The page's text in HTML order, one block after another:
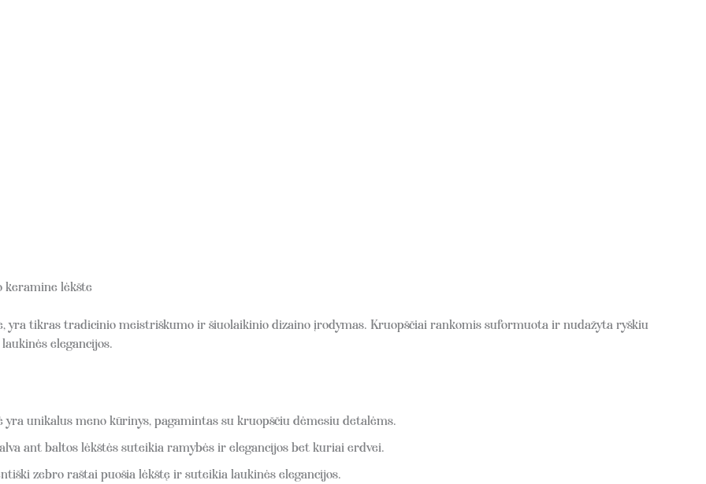
keramine lėkšte
yra tikras tradicinio meistriškumo ir šiuolaikinio dizaino įrodymas. Kruopščiai rankomis suformuota ir nudažyta ryškiu
elegancijos.
yra unikalus meno kūrinys, pagamintas su kruopščiu dėmesiu detalėms.
ant baltos lėkštės suteikia ramybės ir elegancijos bet kuriai erdvei.
zebro raštai puošia lėkštę ir suteikia laukinės elegancijos.